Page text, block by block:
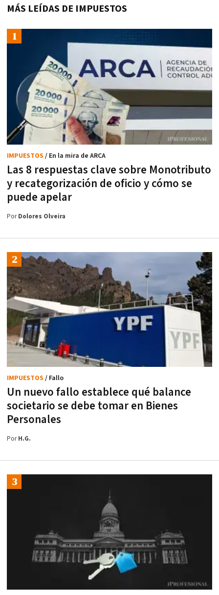
MÁS LEÍDAS DE IMPUESTOS
Las 8 respuestas clave sobre Monotributo
y recategorización de oficio y cómo se
puede apelar
IMPUESTOS / En la mira de ARCA
PorDolores Olveira
Un nuevo fallo establece qué balance
societario se debe tomar en Bienes
Personales
IMPUESTOS / Fallo
PorH.G.